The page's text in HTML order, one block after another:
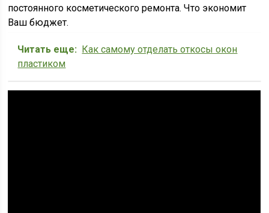
постоянного косметического ремонта. Что экономит
Ваш бюджет.
Читать еще: Как самому отделать откосы окон
пластиком